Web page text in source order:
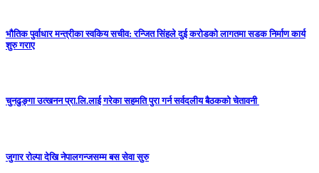
भौतिक पुर्वाधार मन्त्रीका स्वकिय सचीव: रन्जित सिंहले दुई करोडको लागतमा सडक निर्माण कार्य
शुरु गराए
चुनढुङ्गा उत्खनन प्रा.लि.लाई गरेका सहमति पुरा गर्न सर्वदलीय बैठकको चेतावनी
जुगार रोल्पा देखि नेपालगन्जसम्म बस सेवा सुरु